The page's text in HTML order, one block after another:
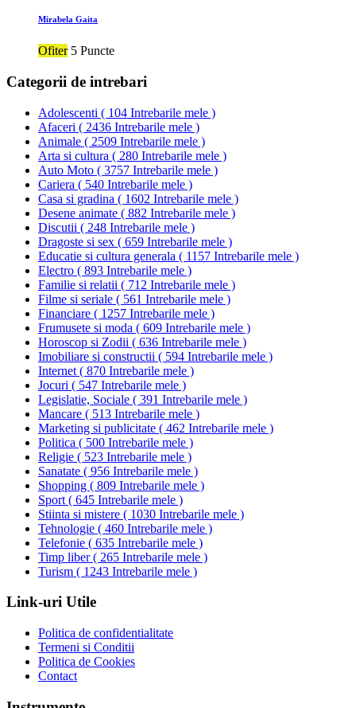
Mirabela Gaita
Ofiter 5 Puncte
Categorii de intrebari
Adolescenti ( 104 Intrebarile mele )
Afaceri ( 2436 Intrebarile mele )
Animale ( 2509 Intrebarile mele )
Arta si cultura ( 280 Intrebarile mele )
Auto Moto ( 3757 Intrebarile mele )
Cariera ( 540 Intrebarile mele )
Casa si gradina ( 1602 Intrebarile mele )
Desene animate ( 882 Intrebarile mele )
Discutii ( 248 Intrebarile mele )
Dragoste si sex ( 659 Intrebarile mele )
Educatie si cultura generala ( 1157 Intrebarile mele )
Electro ( 893 Intrebarile mele )
Familie si relatii ( 712 Intrebarile mele )
Filme si seriale ( 561 Intrebarile mele )
Financiare ( 1257 Intrebarile mele )
Frumusete si moda ( 609 Intrebarile mele )
Horoscop si Zodii ( 636 Intrebarile mele )
Imobiliare si constructii ( 594 Intrebarile mele )
Internet ( 870 Intrebarile mele )
Jocuri ( 547 Intrebarile mele )
Legislatie, Sociale ( 391 Intrebarile mele )
Mancare ( 513 Intrebarile mele )
Marketing si publicitate ( 462 Intrebarile mele )
Politica ( 500 Intrebarile mele )
Religie ( 523 Intrebarile mele )
Sanatate ( 956 Intrebarile mele )
Shopping ( 809 Intrebarile mele )
Sport ( 645 Intrebarile mele )
Stiinta si mistere ( 1030 Intrebarile mele )
Tehnologie ( 460 Intrebarile mele )
Telefonie ( 635 Intrebarile mele )
Timp liber( 265 Intrebarile mele )
Turism ( 1243 Intrebarile mele )
Link-uri Utile
Politica de confidentialitate
Termeni si Conditii
Politica de Cookies
Contact